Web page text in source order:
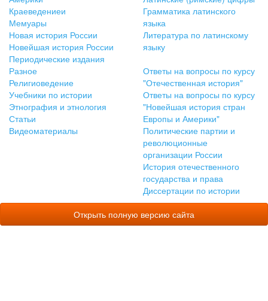
Краеведениеи
Мемуары
Новая история России
Новейшая история России
Периодические издания
Разное
Религиоведение
Учебники по истории
Этнография и этнология
Статьи
Видеоматериалы
Грамматика латинского
языка
Литература по латинскому
языку
Ответы на вопросы по курсу
"Отечественная история"
Ответы на вопросы по курсу
"Новейшая история стран
Европы и Америки"
Политические партии и
революционные
организации России
История отечественного
государства и права
Диссертации по истории
Открыть полную версию сайта